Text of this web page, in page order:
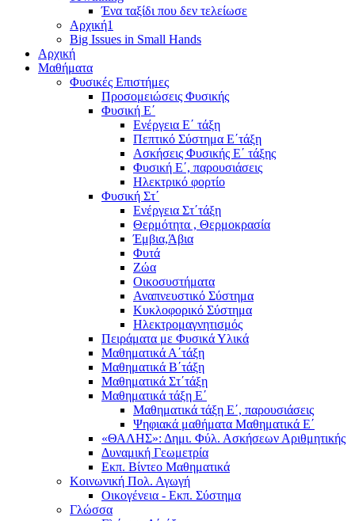
Ένα ταξίδι που δεν τελείωσε
Αρχική1
Big Issues in Small Hands
Αρχική
Μαθήματα
Φυσικές Επιστήμες
Προσομειώσεις Φυσικής
Φυσική Ε΄
Ενέργεια Ε΄ τάξη
Πεπτικό Σύστημα Ε΄τάξη
Ασκήσεις Φυσικής Ε΄ τάξης
Φυσική Ε΄, παρουσιάσεις
Ηλεκτρικό φορτίο
Φυσική Στ΄
Ενέργεια Στ΄τάξη
Θερμότητα , Θερμοκρασία
Έμβια,Άβια
Φυτά
Ζώα
Οικοσυστήματα
Αναπνευστικό Σύστημα
Κυκλοφορικό Σύστημα
Ηλεκτρομαγνητισμός
Πειράματα με Φυσικά Υλικά
Μαθηματικά Α΄τάξη
Μαθηματικά Β΄τάξη
Μαθηματικά Στ΄τάξη
Μαθηματικά τάξη Ε΄
Μαθηματικά τάξη Ε΄, παρουσιάσεις
Ψηφιακά μαθήματα Μαθηματικά Ε΄
«ΘΑΛΗΣ»: Δημι. Φύλ. Ασκήσεων Αριθμητικής
Δυναμική Γεωμετρία
Εκπ. Βίντεο Μαθηματικά
Κοινωνική Πολ. Αγωγή
Οικογένεια - Εκπ. Σύστημα
Γλώσσα